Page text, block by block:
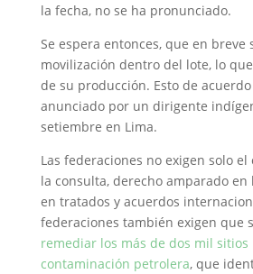
la fecha, no se ha pronunciado.
Se espera entonces, que en breve
movilización dentro del lote, lo
de su producción. Esto de
anunciado por un dirigente
setiembre en Lima.
Las federaciones no exigen solo
la consulta, derecho amparado en
en tratados y acuerdos
federaciones también exigen que
remediar los más de dos mil
contaminación petrolera, que